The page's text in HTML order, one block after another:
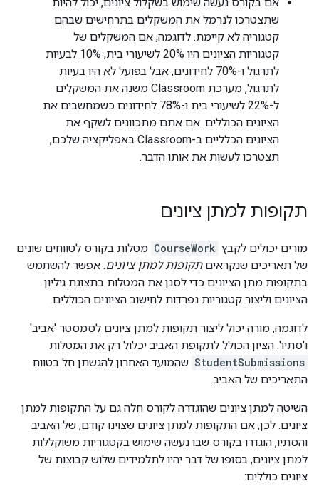
שתצטרכו לנרמל את המשקלים בתרחישים שבהם
קטגוריה לא קיימת. לדוגמה, אם המשקלים של
קטגוריות הציונים היו 20% לשיעורי בית, 10% לבעיות
לתרגול ו-70% לחידונים, אבל בפועל לא היו בעיות
לתרגול, מערכת Classroom משנה את המשקלים
ל-22% לשיעורי בית ו-78% לחידונים כשמחשבים את
הציונים הכוללים. אם אתם מתכוונים לשקף את
הציונים הכלליים ב-Classroom באפליקציה שלכם,
תצטרכו לעשות את אותו הדבר.
תקופות למתן ציונים
מורים יכולים לקבץ CourseWork מטלות בקורס לטווחים שונים
של תאריכים שנקראיםתקופות למתן ציונים. אפשר להשתמש
בתקופות מתן הציונים כדי לסנן את המטלות בתצוגת גיליון
הציונים וליצור קטגוריות נפרדות לחישוב הציונים הכוללים.
לדוגמה, מורה יכול ליצור תקופות למתן ציונים לסמסטר 'אביב'
ו'סתיו'. הציון הכולל לתקופת האביב יכלול רק את המטלות
StudentSubmissions שהמועד האחרון להגשתן חל בטווח
התאריכים של האביב.
השיטה למתן ציונים שהוגדרה לקורס חלה גם על התקופות למתן
ציונים. לכן, אם התקופות למתן ציונים שצוינו קודם, של האביב
והסתיו, הוגדרו בקורס שבו נעשה שימוש בקטגוריות משוקללות
למתן ציונים, בסופו של דבר יהיו לתלמידים שלוש קבוצות של
ציונים כוללים: